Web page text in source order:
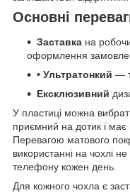
Основні
Заставка на
оформлення
• Ультратонкий —
Ексклюзивний
У пластиці можна
приємний на дотик і
Перевагою матового
використанні на чохлі
телефону кожен день.
Для кожного чохла є